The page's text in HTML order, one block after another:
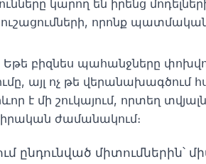
կարող են իրենց
որոնք
Եթե բիզնես պահանջները
այլ ոչ թե վերանախագծում
է մի շուկայում, որտեղ
իրական ժամանակում։
ընդունված միտումներին՝